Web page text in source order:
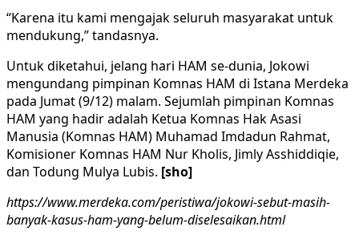
“Karena itu kami mengajak seluruh masyarakat untuk
mendukung,” tandasnya.
Untuk diketahui, jelang hari HAM se-dunia, Jokowi
mengundang pimpinan Komnas HAM di Istana Merdeka
pada Jumat (9/12) malam. Sejumlah pimpinan Komnas
HAM yang hadir adalah Ketua Komnas Hak Asasi
Manusia (Komnas HAM) Muhamad Imdadun Rahmat,
Komisioner Komnas HAM Nur Kholis, Jimly Asshiddiqie,
dan Todung Mulya Lubis. [sho]
https://www.merdeka.com/peristiwa/jokowi-sebut-masih-
banyak-kasus-ham-yang-belum-diselesaikan.html